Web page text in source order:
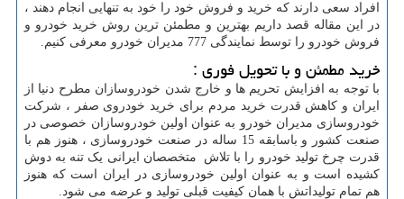
افراد سعی دارند که خرید و فروش خود را خود به تنهایی انجام دهند ،
در این مقاله قصد داریم بهترین و مطمئن ترین روش خرید خودرو و
فروش خودرو را توسط نمایندگی 777 مدیران خودرو معرفی کنیم.
خرید مطمئن و با تحویل فوری :
با توجه به افزایش تحریم ها و خارج شدن خودروسازان مطرح دنیا از
ایران و کاهش قدرت خرید مردم برای خرید خودروی صفر ، شرکت
خودروسازی مدیران خودرو به عنوان اولین خودروسازان خصوصی در
صنعت کشور و باسابقه 15 ساله در صنعت خودروسازی ، هنوز هم با
قدرت چرخ تولید خودرو را با تلاش متخصصان ایرانی یک تنه به دوش
کشیده است و به عنوان اولین خودروسازی در ایران است که هنوز
هم تمام تولیداتش با همان کیفیت قبلی تولید و عرضه می شود.